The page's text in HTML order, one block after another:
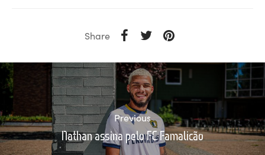
Share
Previous
Nathan assina pelo FC Famalicão